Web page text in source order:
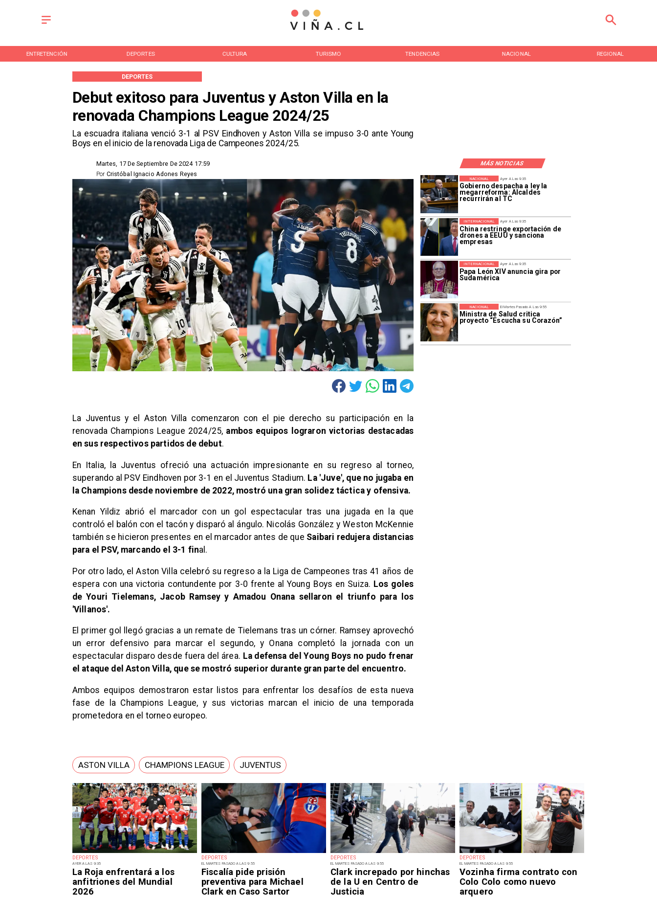
ENTRETENCIÓN DEPORTES CULTURA TURISMO TENDENCIAS NACIONAL REGIONAL
Debut exitoso para Juventus y Aston Villa en la
renovada Champions League 2024/25
La escuadra italiana venció 3-1 al PSV Eindhoven y Aston Villa se impuso 3-0 ante Young
Boys en el inicio de la renovada Liga de Campeones 2024/25.
DEPORTES
MÁS NOTICIAS
Martes, 17 De Septiembre De 2024 17:59
Cristóbal Ignacio Adones Reyes
Por
DEPORTES
AYER A LAS 9:35
La Roja enfrentará a los
anfitriones del Mundial
2026
DEPORTES
EL MARTES PASADO A LAS 9:55
Fiscalía pide prisión
preventiva para Michael
Clark en Caso Sartor
DEPORTES
EL MARTES PASADO A LAS 9:55
Clark increpado por hinchas
de la U en Centro de
Justicia
DEPORTES
EL MARTES PASADO A LAS 9:55
Vozinha firma contrato con
Colo Colo como nuevo
arquero
Ayer A Las 9:35
Gobierno despacha a ley la
megarreforma: Alcaldes
recurrirán al TC
NACIONAL
Ayer A Las 9:35
China restringe exportación de
drones a EEUU y sanciona
empresas
INTERNACIONAL
Ayer A Las 9:35
Papa León XIV anuncia gira por
Sudamérica
INTERNACIONAL
El Martes Pasado A Las 9:55
Ministra de Salud critica
proyecto “Escucha su Corazón”
NACIONAL
La Juventus y el Aston Villa comenzaron con el pie derecho su participación en la
renovada Champions League 2024/25, ambos equipos lograron victorias destacadas
en sus respectivos partidos de debut.
En Italia, la Juventus ofreció una actuación impresionante en su regreso al torneo,
superando al PSV Eindhoven por 3-1 en el Juventus Stadium. La 'Juve', que no jugaba en
la Champions desde noviembre de 2022, mostró una gran solidez táctica y ofensiva.
Kenan Yildiz abrió el marcador con un gol espectacular tras una jugada en la que
controló el balón con el tacón y disparó al ángulo. Nicolás González y Weston McKennie
también se hicieron presentes en el marcador antes de que Saibari redujera distancias
para el PSV, marcando el 3-1 final.
Por otro lado, el Aston Villa celebró su regreso a la Liga de Campeones tras 41 años de
espera con una victoria contundente por 3-0 frente al Young Boys en Suiza. Los goles
de Youri Tielemans, Jacob Ramsey y Amadou Onana sellaron el triunfo para los
'Villanos'.
El primer gol llegó gracias a un remate de Tielemans tras un córner. Ramsey aprovechó
un error defensivo para marcar el segundo, y Onana completó la jornada con un
espectacular disparo desde fuera del área. La defensa del Young Boys no pudo frenar
el ataque del Aston Villa, que se mostró superior durante gran parte del encuentro.
Ambos equipos demostraron estar listos para enfrentar los desafíos de esta nueva
fase de la Champions League, y sus victorias marcan el inicio de una temporada
prometedora en el torneo europeo.
ASTON VILLA CHAMPIONS LEAGUE JUVENTUS